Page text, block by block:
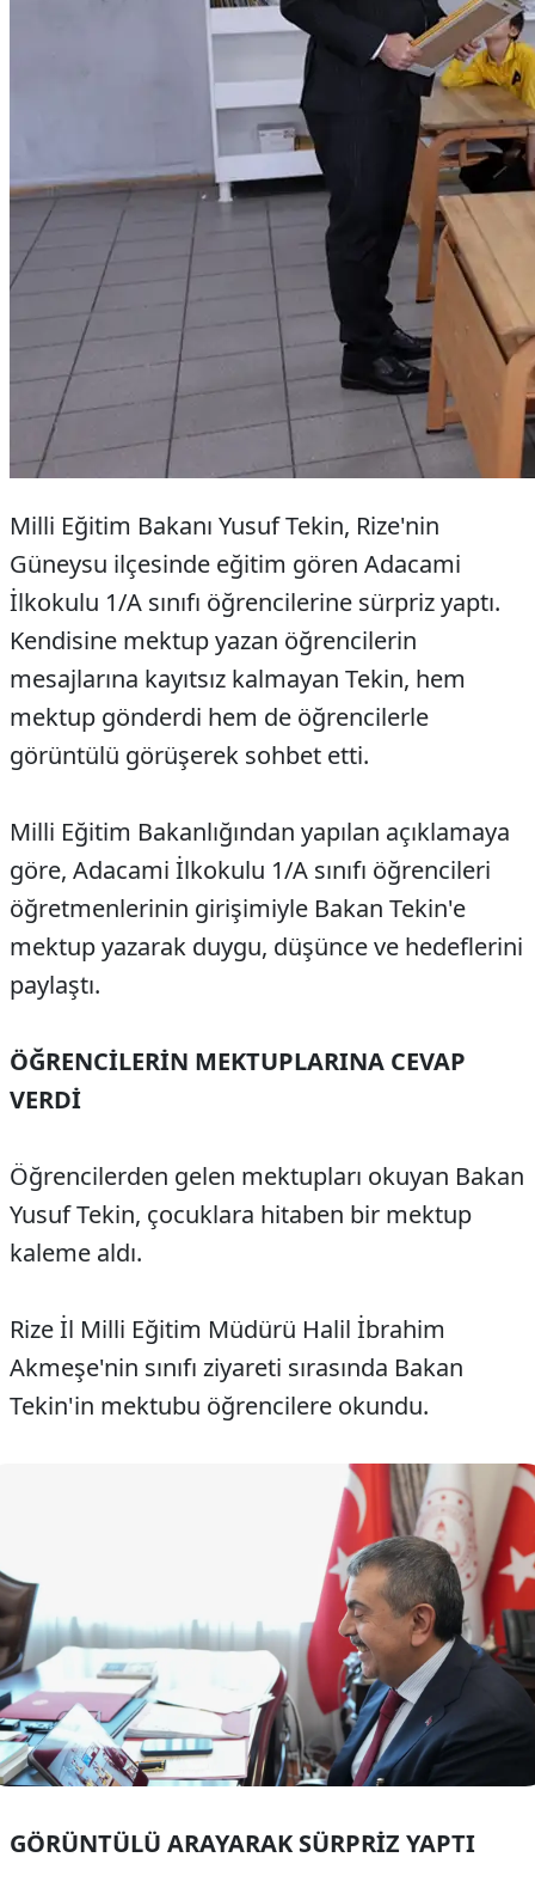
Milli Eğitim Bakanı Yusuf Tekin, Rize'nin
Güneysu ilçesinde eğitim gören Adacami
İlkokulu 1/A sınıfı öğrencilerine sürpriz yaptı.
Kendisine mektup yazan öğrencilerin
mesajlarına kayıtsız kalmayan Tekin, hem
mektup gönderdi hem de öğrencilerle
görüntülü görüşerek sohbet etti.
Milli Eğitim Bakanlığından yapılan açıklamaya
göre, Adacami İlkokulu 1/A sınıfı öğrencileri
öğretmenlerinin girişimiyle Bakan Tekin'e
mektup yazarak duygu, düşünce ve hedeflerini
paylaştı.
ÖĞRENCİLERİN MEKTUPLARINA CEVAP
VERDİ
Öğrencilerden gelen mektupları okuyan Bakan
Yusuf Tekin, çocuklara hitaben bir mektup
kaleme aldı.
Rize İl Milli Eğitim Müdürü Halil İbrahim
Akmeşe'nin sınıfı ziyareti sırasında Bakan
Tekin'in mektubu öğrencilere okundu.
GÖRÜNTÜLÜ ARAYARAK SÜRPRİZ YAPTI